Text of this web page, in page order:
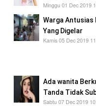
Minggu 01 Dec 2019
Warga Antusias
Yang Digelar
Kamis 05 Dec 2019
Ada wanita
Tanda Tidak
Sabtu 07 Dec 2019